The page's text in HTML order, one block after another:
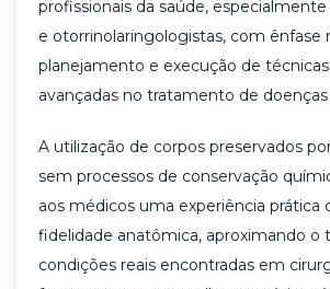
profissionais da saúde,
e otorrinolaringologistas, com ênfase
planejamento e execução de
avançadas no tratamento de
A utilização de corpos preservados
sem processos de conservação
aos médicos uma experiência prática
fidelidade anatômica, aproximando o
condições reais encontradas em